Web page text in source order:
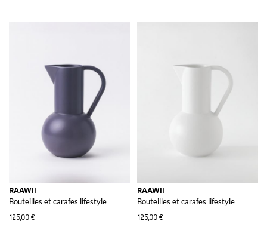
RAAWII
Bouteilles et carafes lifestyle
125,00 €
RAAWII
Bouteilles et carafes lifestyle
125,00 €